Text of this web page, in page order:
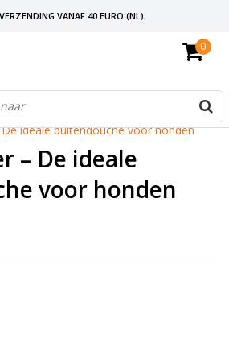
VANAF 40 EURO (NL)
0
ideale buitendouche voor honden
– De ideale
voor honden